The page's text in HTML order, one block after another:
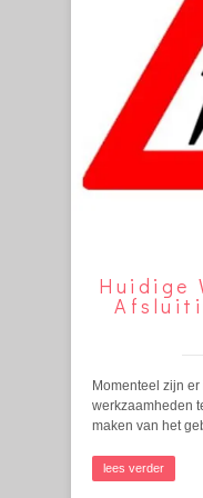
Huidige
Momenteel zijn
werkzaamheden
maken van het
lees verder